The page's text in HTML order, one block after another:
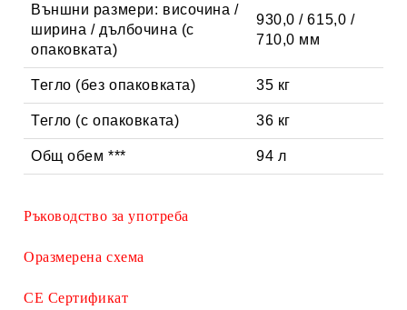
Външни размери: височина /
ширина / дълбочина (с
опаковката)
930,0 / 615,0 /
710,0 мм
Тегло (без опаковката) 35 кг
Тегло (с опаковката) 36 кг
Общ обем *** 94 л
Ръководство за употреба
Оразмерена схема
СЕ Сертификат